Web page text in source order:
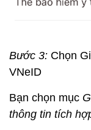
Bước 3: Chọn
VNeID
Bạn chọn mục
thông tin tích